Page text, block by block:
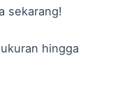
sekarang!
hingga